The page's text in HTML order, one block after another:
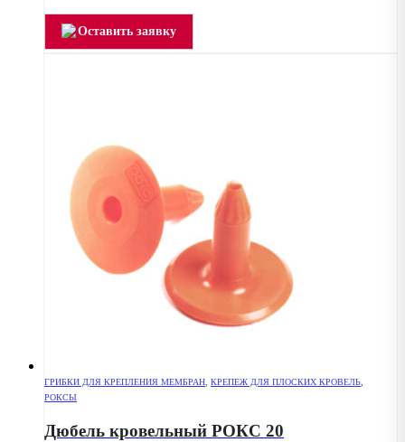
Оставить заявку
ГРИБКИ ДЛЯ КРЕПЛЕНИЯ МЕМБРАН КРЕПЕЖ ДЛЯ ПЛОСКИХ КРОВЕЛЬ
РОКСЫ
Дюбель кровельный РОКС 20